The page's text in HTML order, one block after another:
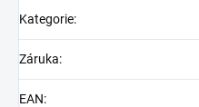
Kategorie:
Záruka:
EAN: